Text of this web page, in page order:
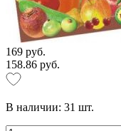
169 руб.
158.86 руб.
В наличии: 31 шт.